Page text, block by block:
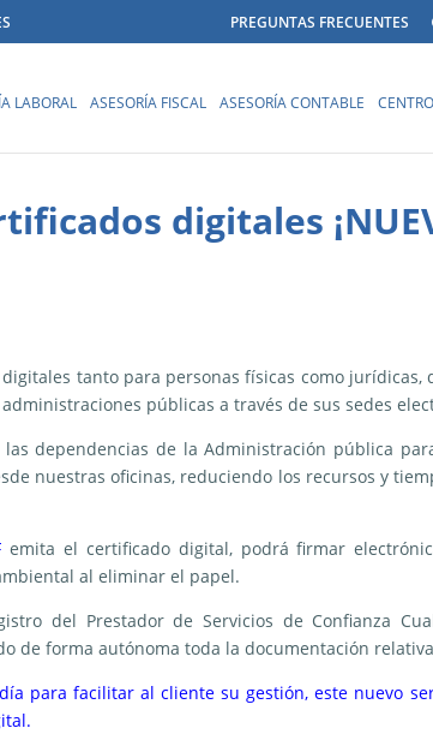
PREGUNTAS FRECUENTES
LABORAL ASESORÍA FISCAL ASESORÍA CONTABLE
digitales
digitales tanto para personas físicas como
públicas a través de sus sedes
las dependencias de la Administración pública
nuestras oficinas, reduciendo los recursos y
emita el certificado digital, podrá firmar
al eliminar el papel.
del Prestador de Servicios de Confianza
de forma autónoma toda la documentación
día para facilitar al cliente su gestión, este nuevo